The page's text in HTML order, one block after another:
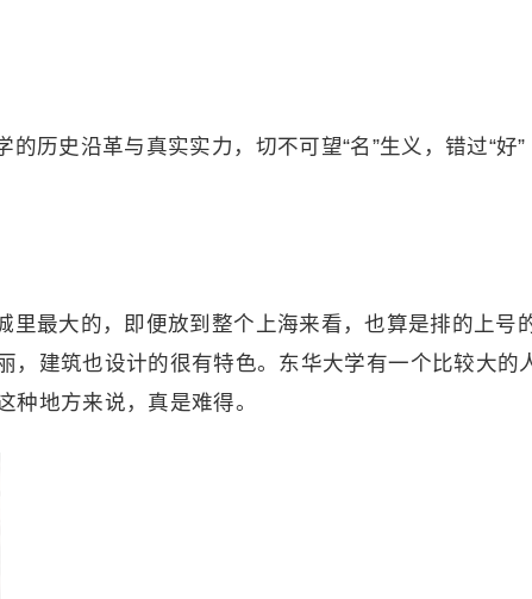
历史沿革与真实实力，切不可望“名”生义，错过“好”
里最大的，即便放到整个上海来看，也算是排的上号
，建筑也设计的很有特色。东华大学有一个比较大的
种地方来说，真是难得。